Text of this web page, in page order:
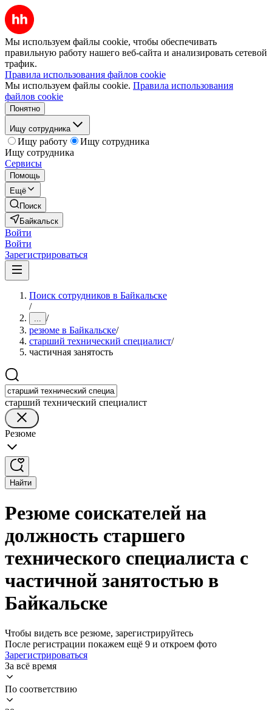
Мы используем файлы cookie, чтобы обеспечивать
правильную работу нашего веб-сайта и анализировать сетевой
трафик.
Правила использования файлов cookie
Мы используем файлы cookie. Правила использования
файлов cookie
Понятно
Ищу сотрудника
Ищу работу
Ищу сотрудника
Ищу сотрудника
Сервисы
Помощь
Ещё
Поиск
Байкальск
Войти
Войти
Зарегистрироваться
Поиск сотрудников в Байкальске
/
... /
резюме в Байкальске/
старший технический специалист/
частичная занятость
старший технический специалист
Резюме
Найти
Резюме соискателей на
должность старшего
технического специалиста с
частичной занятостью в
Байкальске
Чтобы видеть все резюме, зарегистрируйтесь
После регистрации покажем ещё 9 и откроем фото
Зарегистрироваться
За всё время
По соответствию